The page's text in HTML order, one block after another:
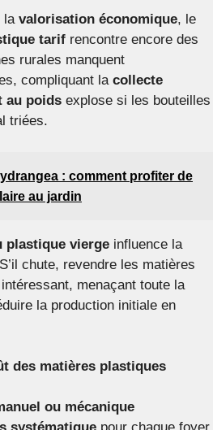
la valorisation économique, le
tarif rencontre encore des
rurales manquent
compliquant la collecte
au poids explose si les bouteilles
triées.
: comment profiter de
au jardin
plastique vierge influence la
chute, revendre les matières
menaçant toute la
la production initiale en
des matières plastiques
ou mécanique